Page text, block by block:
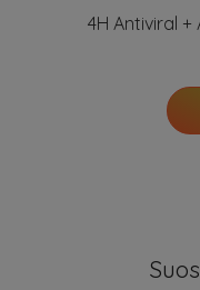
4H Antiviral